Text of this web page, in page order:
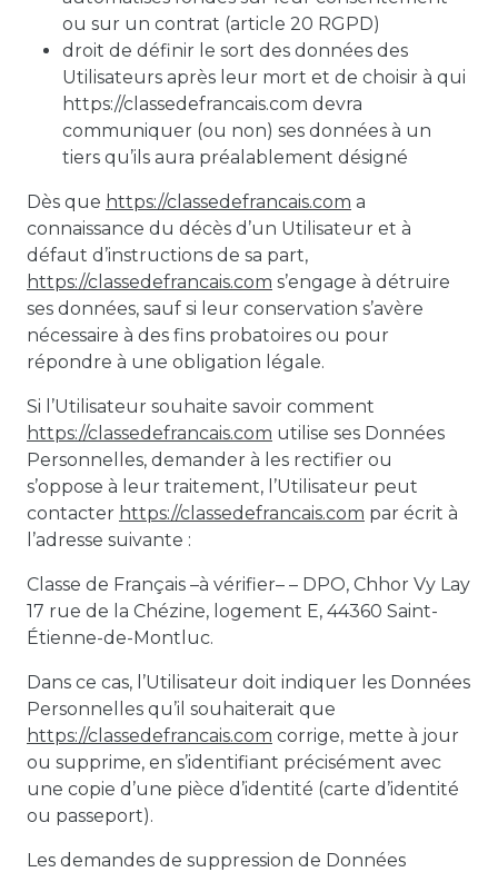
ou sur un contrat (article 20 RGPD)
droit de définir le sort des données des
Utilisateurs après leur mort et de choisir à qui
https://classedefrancais.com devra
communiquer (ou non) ses données à un
tiers qu’ils aura préalablement désigné
Dès que https://classedefrancais.com a
connaissance du décès d’un Utilisateur et à
défaut d’instructions de sa part,
https://classedefrancais.com s’engage à détruire
ses données, sauf si leur conservation s’avère
nécessaire à des fins probatoires ou pour
répondre à une obligation légale.
Si l’Utilisateur souhaite savoir comment
https://classedefrancais.com utilise ses Données
Personnelles, demander à les rectifier ou
s’oppose à leur traitement, l’Utilisateur peut
contacter https://classedefrancais.com par écrit à
l’adresse suivante :
Classe de Français –à vérifier– – DPO, Chhor Vy Lay
17 rue de la Chézine, logement E, 44360 Saint-
Étienne-de-Montluc.
Dans ce cas, l’Utilisateur doit indiquer les Données
Personnelles qu’il souhaiterait que
https://classedefrancais.com corrige, mette à jour
ou supprime, en s’identifiant précisément avec
une copie d’une pièce d’identité (carte d’identité
ou passeport).
Les demandes de suppression de Données